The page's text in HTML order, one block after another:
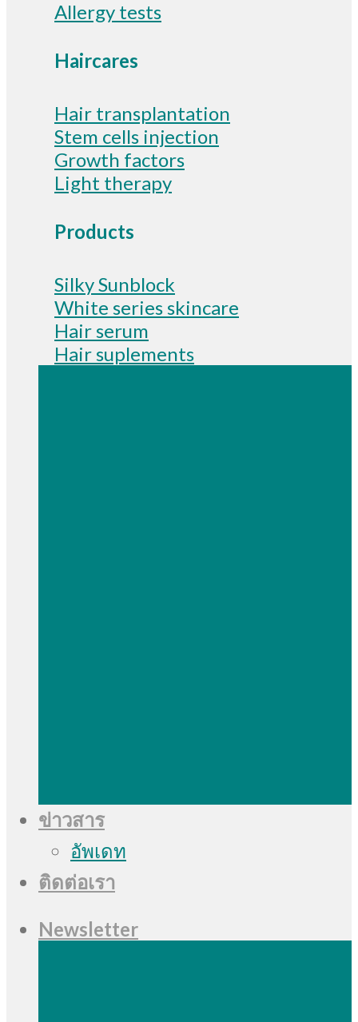
Allergy tests
Haircares
Hair transplantation
Stem cells injection
Growth factors
Light therapy
Products
Silky Sunblock
White series skincare
Hair serum
Hair suplements
ข่าวสาร
อัพเดท
ติดต่อเรา
Newsletter